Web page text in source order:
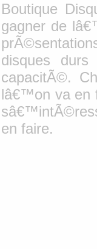
Boutique
gagner de
disques
capacitÃ©.
lâ€™on va en
en faire.